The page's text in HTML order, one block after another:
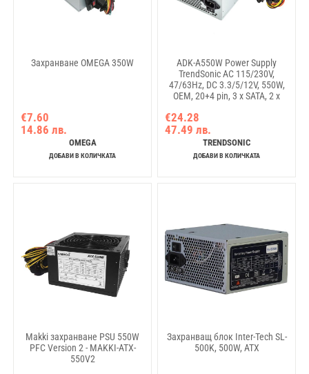
Захранване OMEGA 350W
€7.60
14.86 лв.
OMEGA
ДОБАВИ В КОЛИЧКАТА
ADK-A550W Power Supply
TrendSonic AC 115/230V,
47/63Hz, DC 3.3/5/12V, 550W,
OEM, 20+4 pin, 3 x SATA, 2 x
€24.28
47.49 лв.
TRENDSONIC
ДОБАВИ В КОЛИЧКАТА
Makki захранване PSU 550W
PFC Version 2 - MAKKI-ATX-
550V2
Захранващ блок Inter-Tech SL-
500K, 500W, ATX